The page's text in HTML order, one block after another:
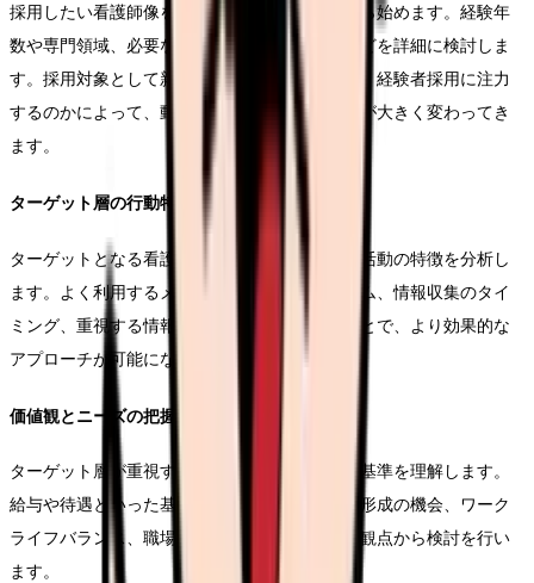
採用したい看護師像を具体的に定義することから始めます。経験年
数や専門領域、必要なスキルセット、人物像などを詳細に検討しま
す。採用対象として新卒看護師を重視するのか、経験者採用に注力
するのかによって、動画の構成や訴求ポイントが大きく変わってき
ます。
ターゲット層の行動特性
ターゲットとなる看護師の情報収集行動や就職活動の特徴を分析し
ます。よく利用するメディアやプラットフォーム、情報収集のタイ
ミング、重視する情報の種類などを把握することで、より効果的な
アプローチが可能になります。
価値観とニーズの把握
ターゲット層が重視する価値観や就職先選定の基準を理解します。
給与や待遇といった基本条件に加え、キャリア形成の機会、ワーク
ライフバランス、職場の雰囲気など、多面的な観点から検討を行い
ます。